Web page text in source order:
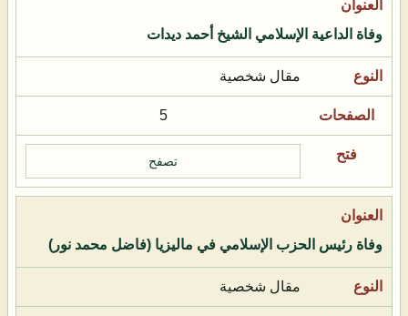
وفاة الداعية الإسلامي الشيخ أحمد ديدات
مقال شخصية
5
تصفح
وفاة رئيس الحزب الإسلامي في ماليزيا (فاضل محمد نور)
مقال شخصية